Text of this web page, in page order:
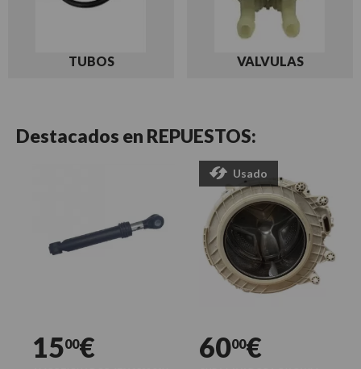
TUBOS VALVULAS
Destacados en REPUESTOS:
1500€
Usado
6000€